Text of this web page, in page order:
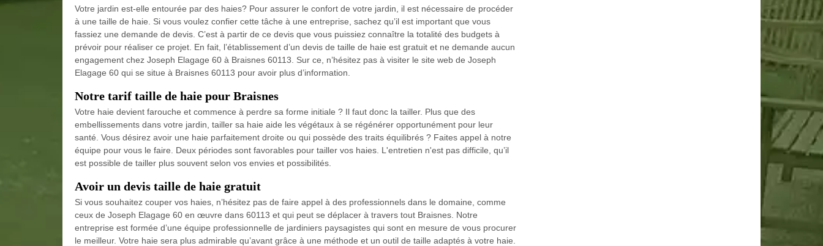
Votre jardin est-elle entourée par des haies? Pour assurer le confort de votre jardin, il est nécessaire de procéder
à une taille de haie. Si vous voulez confier cette tâche à une entreprise, sachez qu’il est important que vous
fassiez une demande de devis. C’est à partir de ce devis que vous puissiez connaître la totalité des budgets à
prévoir pour réaliser ce projet. En fait, l’établissement d’un devis de taille de haie est gratuit et ne demande aucun
engagement chez Joseph Elagage 60 à Braisnes 60113. Sur ce, n’hésitez pas à visiter le site web de Joseph
Elagage 60 qui se situe à Braisnes 60113 pour avoir plus d’information.
Notre tarif taille de haie pour Braisnes
Votre haie devient farouche et commence à perdre sa forme initiale ? Il faut donc la tailler. Plus que des
embellissements dans votre jardin, tailler sa haie aide les végétaux à se régénérer opportunément pour leur
santé. Vous désirez avoir une haie parfaitement droite ou qui possède des traits équilibrés ? Faites appel à notre
équipe pour vous le faire. Deux périodes sont favorables pour tailler vos haies. L'entretien n'est pas difficile, qu’il
est possible de tailler plus souvent selon vos envies et possibilités.
Avoir un devis taille de haie gratuit
Si vous souhaitez couper vos haies, n’hésitez pas de faire appel à des professionnels dans le domaine, comme
ceux de Joseph Elagage 60 en œuvre dans 60113 et qui peut se déplacer à travers tout Braisnes. Notre
entreprise est formée d’une équipe professionnelle de jardiniers paysagistes qui sont en mesure de vous procurer
le meilleur. Votre haie sera plus admirable qu’avant grâce à une méthode et un outil de taille adaptés à votre haie.